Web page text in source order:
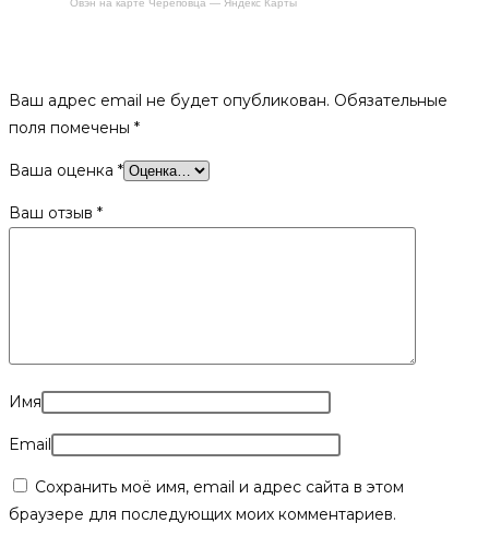
Ваш адрес email не будет опубликован. Обязательные
поля помечены *
Ваша оценка *
Ваш отзыв *
Имя
Email
Сохранить моё имя, email и адрес сайта в этом
браузере для последующих моих комментариев.